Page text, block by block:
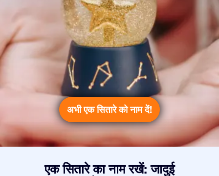
अभी एक सितारे को नाम दें!
एक सितारे का नाम रखें: जादुई